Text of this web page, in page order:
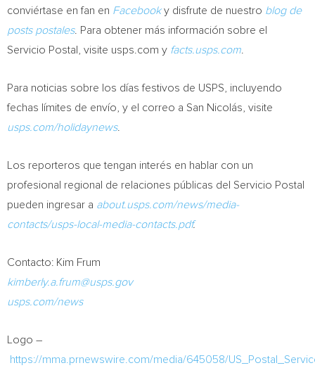
conviértase en fan en Facebook y disfrute de nuestro blog de
posts postales. Para obtener más información sobre el
Servicio Postal, visite usps.com y facts.usps.com
Para noticias sobre los días festivos de USPS, incluyendo
fechas límites de envío, y el correo a San Nicolás, visite
usps.com/holidaynews.
Los reporteros que tengan interés en hablar con un
profesional regional de relaciones públicas del Servicio Postal
pueden ingresar a about.usps.com/news/media-
contacts/usps-local-media-contacts.pdf.
Contacto: Kim Frum
kimberly.a.frum@usps.gov
usps.com/news
Logo –
https://mma.prnewswire.com/media/645058/